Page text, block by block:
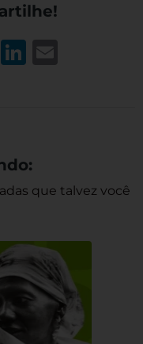
WhatsApp
LinkedIn
que talvez você